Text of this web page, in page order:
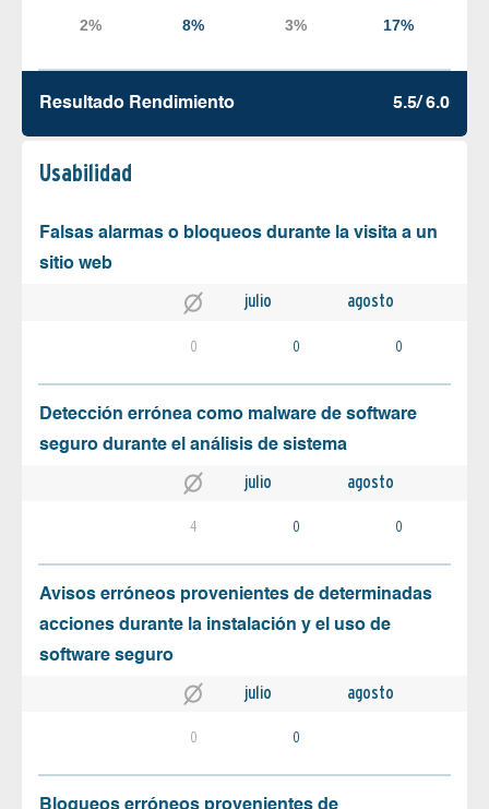
Resultado Rendimiento 5.5/ 6.0
Usabilidad
Falsas alarmas o bloqueos durante la visita a un
sitio web
julio agosto
0 0 0
Detección errónea como malware de software
seguro durante el análisis de sistema
julio agosto
4 0 0
Avisos erróneos provenientes de determinadas
acciones durante la instalación y el uso de
software seguro
julio agosto
0 0